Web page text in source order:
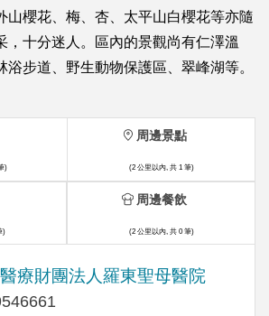
山櫻花、梅、杏、太平山白櫻花等亦隨
，十分迷人。區內的景觀尚有仁澤溫
浴步道、野生動物保護區、翠峰湖等。
)
療財團法人羅東聖母醫院
周邊景點
(2 公里以內, 共 1 筆)
)
周邊餐飲
(2 公里以內, 共 0 筆)